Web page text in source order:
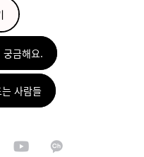
궁금해요.
사람들